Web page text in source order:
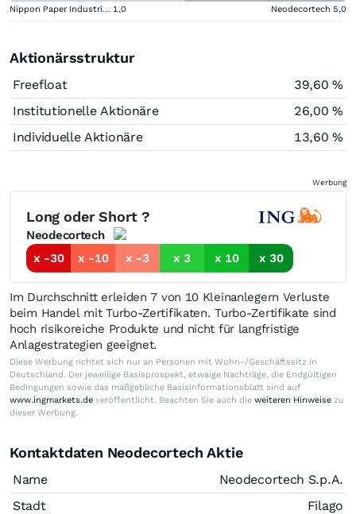
Nippon Paper Industries 1,0 Neodecortech 5,0
Aktionärsstruktur
Freefloat
39,60 %
Institutionelle Aktionäre
26,00 %
Individuelle Aktionäre
13,60 %
Werbung
Long oder Short ?
Neodecortech
x -30
x -10 x -3 x 3 x 10 x 30
Im Durchschnitt erleiden 7 von 10 Kleinanlegern Verluste
beim Handel mit Turbo-Zertifikaten. Turbo-Zertifikate sind
hoch risikoreiche Produkte und nicht für langfristige
Anlagestrategien geeignet.
Diese Werbung richtet sich nur an Personen mit Wohn-/Geschäftssitz in
Deutschland. Der jeweilige Basisprospekt, etwaige Nachträge, die Endgültigen
Bedingungen sowie das maßgebliche Basisinformationsblatt sind auf
www.ingmarkets.de veröffentlicht. Beachten Sie auch die weiteren Hinweise zu
dieser Werbung.
Kontaktdaten Neodecortech Aktie
Name
Neodecortech S.p.A.
Stadt
Filago